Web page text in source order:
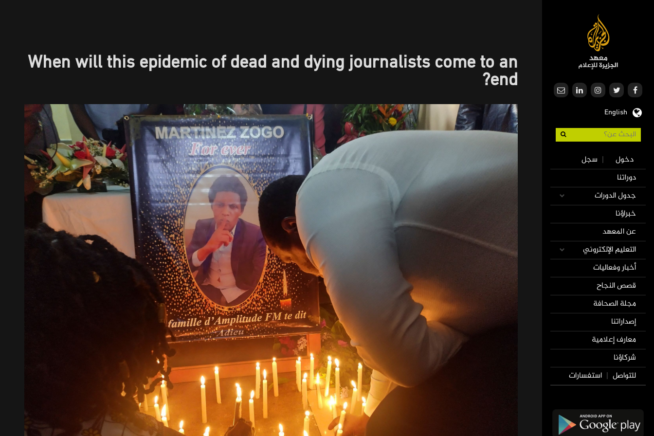
English
User
account
menu
دخول | سجل
Main
navigation
دوراتنا
جدول الدورات
خبراؤنا
عن المعهد
التعليم الإلكتروني
أخبار وفعاليات
قصص النجاح
مجلة الصحافة
إصداراتنا
معارف إعلامية
شركاؤنا
للتواصل | استفسارات
When will this epidemic of dead and dying journalists come to an
end?